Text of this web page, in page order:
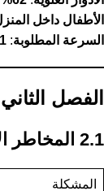
الأطفال داخل
السرعة المطلوبة: 91% من
الفصل
2.1 المخاطر الأمنية
المشكلة